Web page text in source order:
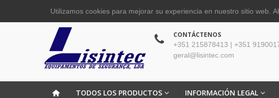
CONTÁCTENOS
+351 215878413 | +351
geral@lisintec.com
TODOS LOS PRODUCTOS INFORMACIÓN LEGAL
Utilizamos cookies para mejorar su experiencia en nuestro sitio web.